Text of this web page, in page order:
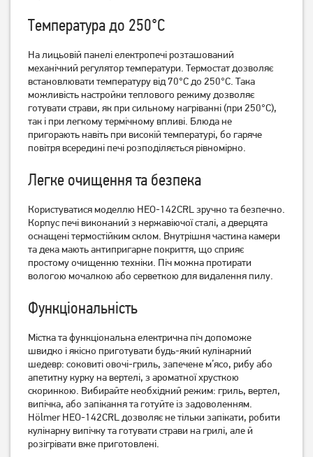
3 099грн
MEO-N48RB
3 879грн
3 099грн
MEO-N48RCGR
4 639грн
3 709 грн
Електрична піч Ardesto
MEO-N52CW
Електрична піч Vimar VEO-
3722B 37 л
Температура до 250°C
На лицьовій панелі електропечі розташований
механічний регулятор температури. Термостат дозволяє
встановлювати температуру від 70°С до 250°С. Така
можливість настройки теплового режиму дозволяє
готувати страви, як при сильному нагріванні (при 250°С),
так і при легкому термічному впливі. Блюда не
пригорають навіть при високій температурі, бо гаряче
повітря всередині печі розподіляється рівномірно.
Легке очищення та безпека
Користуватися моделлю HEO-142CRL зручно та безпечно.
Корпус печі виконаний з нержавіючої сталі, а дверцята
оснащені термостійким склом. Внутрішня частина камери
та дека мають антипригарне покриття, що сприяє
простому очищенню техніки. Піч можна протирати
вологою мочалкою або серветкою для видалення пилу.
Функціональність
Містка та функціональна електрична піч допоможе
швидко і якісно приготувати будь-який кулінарний
шедевр: соковиті овочі-гриль, запечене м’ясо, рибу або
апетитну курку на вертелі, з ароматної хрусткою
скоринкою. Вибирайте необхідний режим: гриль, вертел,
випічка, або запікання та готуйте із задоволенням.
Hölmer HEO-142CRL дозволяє не тільки запікати, робити
кулінарну випічку та готувати страви на грилі, але й
розігрівати вже приготовлені.